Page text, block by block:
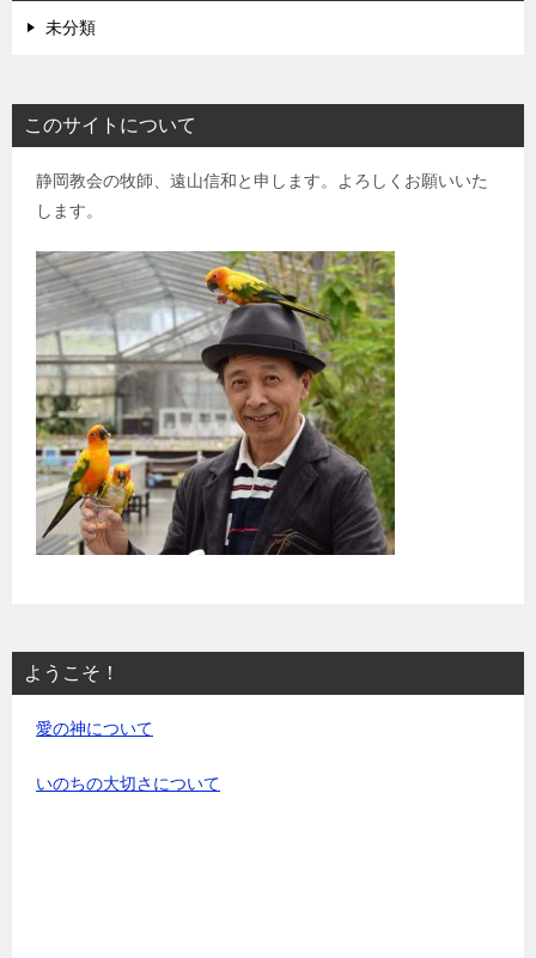
未分類
このサイトについて
静岡教会の牧師、遠山信和と申します。よろしくお願いいた
します。
ようこそ！
愛の神について
いのちの大切さについて